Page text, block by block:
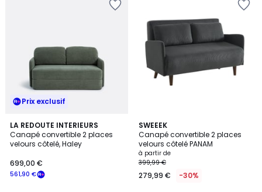
Prix exclusif
LA REDOUTE INTERIEURS
Canapé convertible 2 places
velours côtelé, Haley
561,90 €
699,00 €
5
/
5
2
Couleurs
SWEEEK
Canapé convertible 2 places
velours côtelé PANAM
à partir de
399,99 €
279,99 € -30%
4,1
/ 5
2
Couleurs